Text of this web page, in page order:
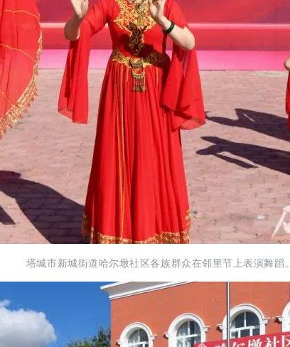
塔城市新城街道哈尔墩社区各族群众在邻里节上表演舞蹈。